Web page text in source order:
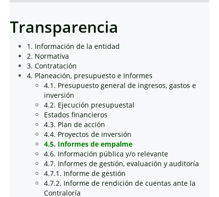
Transparencia
1. Información de la entidad
2. Normativa
3. Contratación
4. Planeación, presupuesto e Informes
4.1. Presupuesto general de ingresos, gastos e
inversión
4.2. Ejecución presupuestal
Estados financieros
4.3. Plan de acción
4.4. Proyectos de inversión
4.5. Informes de empalme
4.6. Información pública y/o relevante
4.7. Informes de gestión, evaluación y auditoría
4.7.1. Informe de gestión
4.7.2. Informe de rendición de cuentas ante la
Contraloría